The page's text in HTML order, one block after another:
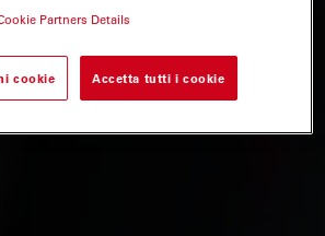
Partners Details
cookie Accetta tutti i cookie